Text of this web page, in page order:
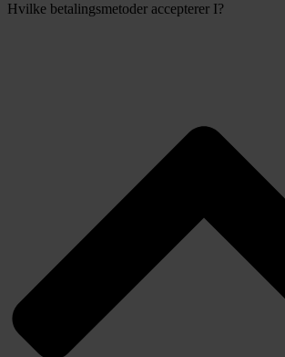
Hvilke betalingsmetoder accepterer I?